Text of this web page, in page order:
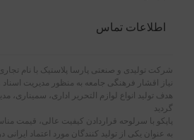
اطلاعات تماس
نیاز اقشار فرهنگی جامعه به منظور مدیریت
هدف تولید انواع لوازم التحریر اداری، سمیناری،
گردید
پاپکو با سرلوحه قراردادن کیفیت عالی، قیمت
به عنوان یکی از تولید کنندگان مورد اعتماد ایرانی